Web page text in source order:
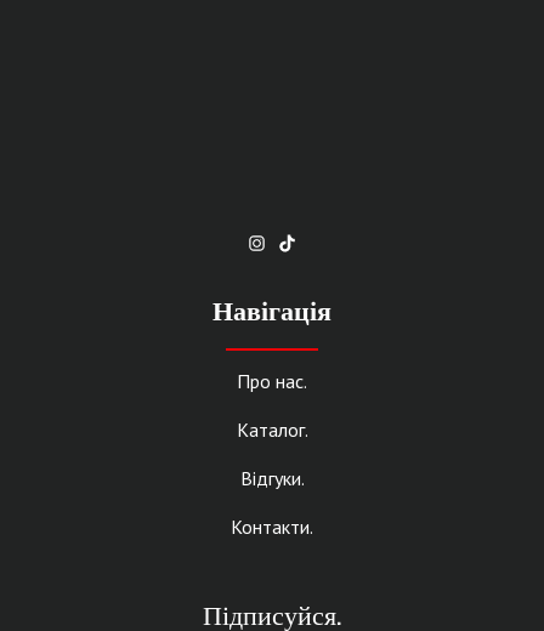
Навігація
Про нас.
Каталог.
Відгуки.
Контакти.
Підписуйся.